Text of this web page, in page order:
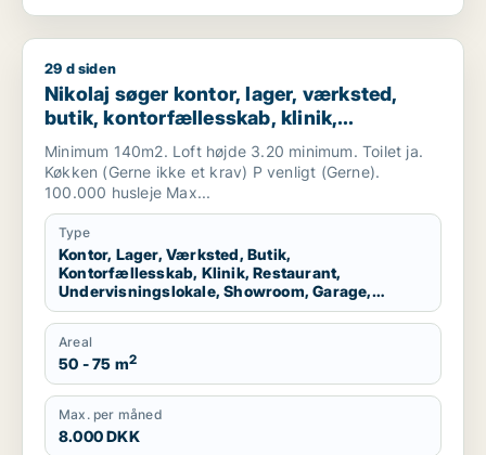
Nikolaj søger kontor, lager, værksted, butik,
29 d siden
Nikolaj søger kontor, lager, værksted,
butik, kontorfællesskab, klinik,
restaurant, undervisningslokale,
showroom, garage eller kontorhotel til
leje i Aalborg Centrum, Aalborg SØ eller
Aalborg Øst m.fl.
Minimum 140m2. Loft højde 3.20 minimum. Toilet ja.
Køkken (Gerne ikke et krav) P venligt (Gerne).
100.000 husleje Max...
Type
Kontor, Lager, Værksted, Butik,
Kontorfællesskab, Klinik, Restaurant,
Undervisningslokale, Showroom, Garage,
Kontorhotel
Areal
50 - 75 m2
Max. per måned
8.000 DKK